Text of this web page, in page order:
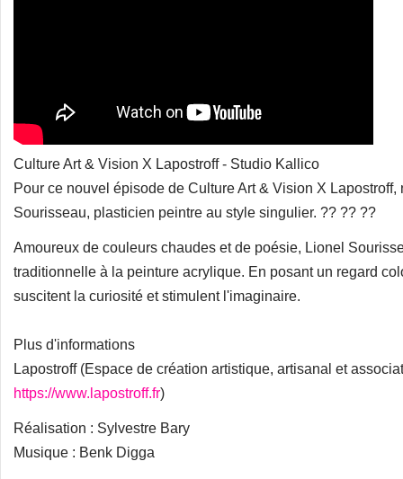
Culture Art & Vision X Lapostroff - Studio Kallico
Pour ce nouvel épisode de Culture Art & Vision X
Sourisseau, plasticien peintre au style singulier. ?? ?? ??
Amoureux de couleurs chaudes et de poésie, Lionel
traditionnelle à la peinture acrylique. En posant un regard
suscitent la curiosité et stimulent l'imaginaire.
Plus d'informations
Lapostroff (Espace de création artistique, artisanal et
https://www.lapostroff.fr)
Réalisation : Sylvestre Bary
Musique : Benk Digga